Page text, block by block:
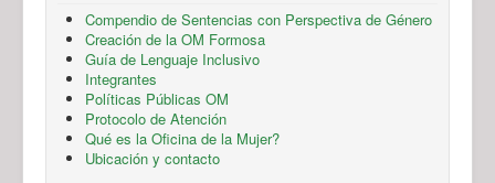
Compendio de Sentencias con Perspectiva de Género
Creación de la OM Formosa
Guía de Lenguaje Inclusivo
Integrantes
Políticas Públicas OM
Protocolo de Atención
Qué es la Oficina de la Mujer?
Ubicación y contacto